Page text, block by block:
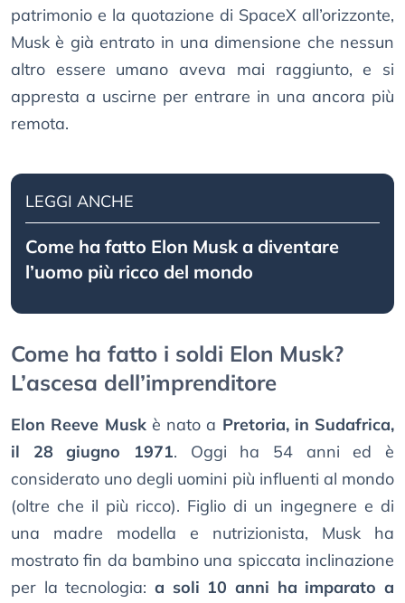
patrimonio e la quotazione di SpaceX all’orizzonte,
Musk è già entrato in una dimensione che nessun
altro essere umano aveva mai raggiunto, e si
appresta a uscirne per entrare in una ancora più
remota.
LEGGI ANCHE
Come ha fatto Elon Musk a diventare
l’uomo più ricco del mondo
Come ha fatto i soldi Elon Musk?
L’ascesa dell’imprenditore
Elon Reeve Muskè nato a Pretoria, in Sudafrica,
il 28 giugno 1971. Oggi ha 54 anni ed è
considerato uno degli uomini più influenti al mondo
(oltre che il più ricco). Figlio di un ingegnere e di
una madre modella e nutrizionista, Musk ha
mostrato fin da bambino una spiccata inclinazione
per la tecnologia: a soli 10 anni ha imparato a